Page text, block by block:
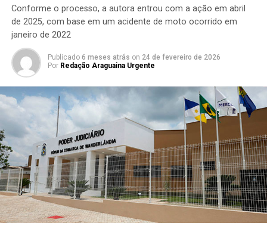
Conforme o processo, a autora entrou com a ação em abril
de 2025, com base em um acidente de moto ocorrido em
janeiro de 2022
Publicado 6 meses atrás on 24 de fevereiro de 2026
Por Redação Araguaina Urgente